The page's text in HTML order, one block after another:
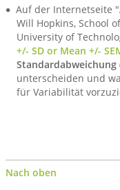
Auf der Internetseite
Will Hopkins, School
University of
+/- SD or Mean +/-
Standardabweichung
unterscheiden und
für Variabilität
Nach oben